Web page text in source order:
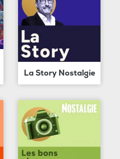
La Story Nostalgie